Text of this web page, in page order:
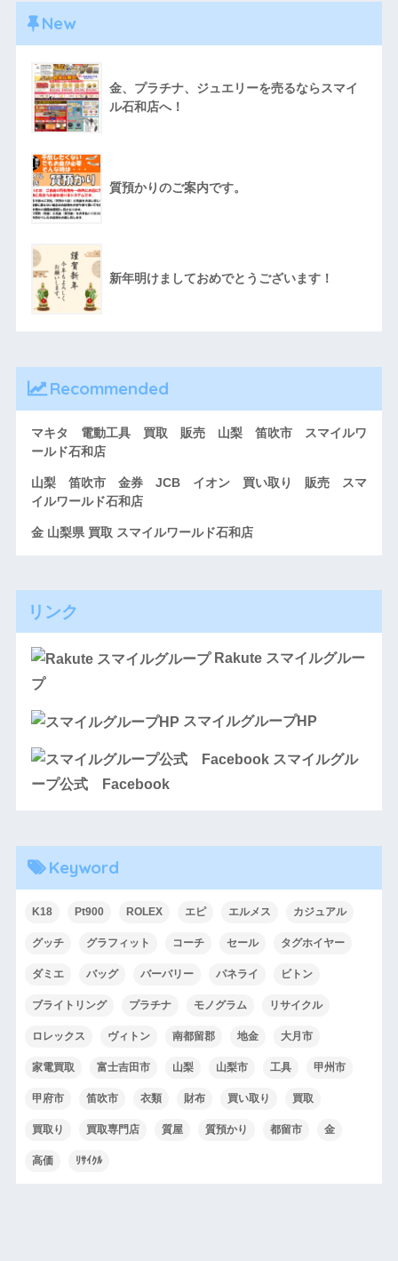
New
金、プラチナ、ジュエリーを売るならスマイ
ル石和店へ！
質預かりのご案内です。
新年明けましておめでとうございます！
Recommended
マキタ 電動工具 買取 販売 山梨 笛吹市 スマイルワ
ールド石和店
山梨 笛吹市 金券 JCB イオン 買い取り 販売 スマ
イルワールド石和店
金 山梨県 買取 スマイルワールド石和店
リンク
Rakute スマイルグルー
プ
スマイルグループHP
スマイルグル
ープ公式 Facebook
Keyword
K18 Pt900 ROLEX エピ エルメス カジュアル
グッチ グラフィット コーチ セール タグホイヤー
ダミエ バッグ バーバリー パネライ ビトン
ブライトリング プラチナ モノグラム リサイクル
ロレックス ヴィトン 南都留郡 地金 大月市
家電買取 富士吉田市 山梨 山梨市 工具 甲州市
甲府市 笛吹市 衣類 財布 買い取り 買取
買取り 買取専門店 質屋 質預かり 都留市 金
高価 ﾘｻｲｸﾙ